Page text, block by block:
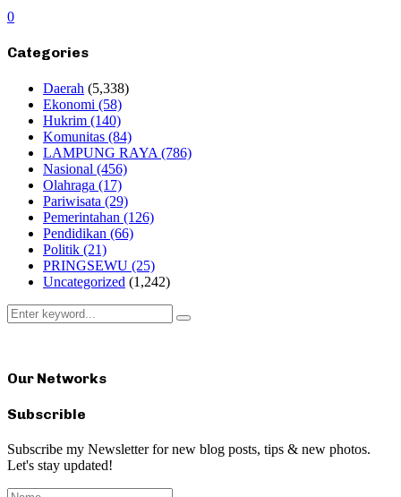
0
Categories
Daerah (5,338)
Ekonomi (58)
Hukrim (140)
Komunitas (84)
LAMPUNG RAYA (786)
Nasional (456)
Olahraga (17)
Pariwisata (29)
Pemerintahan (126)
Pendidikan (66)
Politik (21)
PRINGSEWU (25)
Uncategorized (1,242)
Search
for:
Search
Our Networks
Subscrible
Subscribe my Newsletter for new blog posts, tips & new photos.
Let's stay updated!